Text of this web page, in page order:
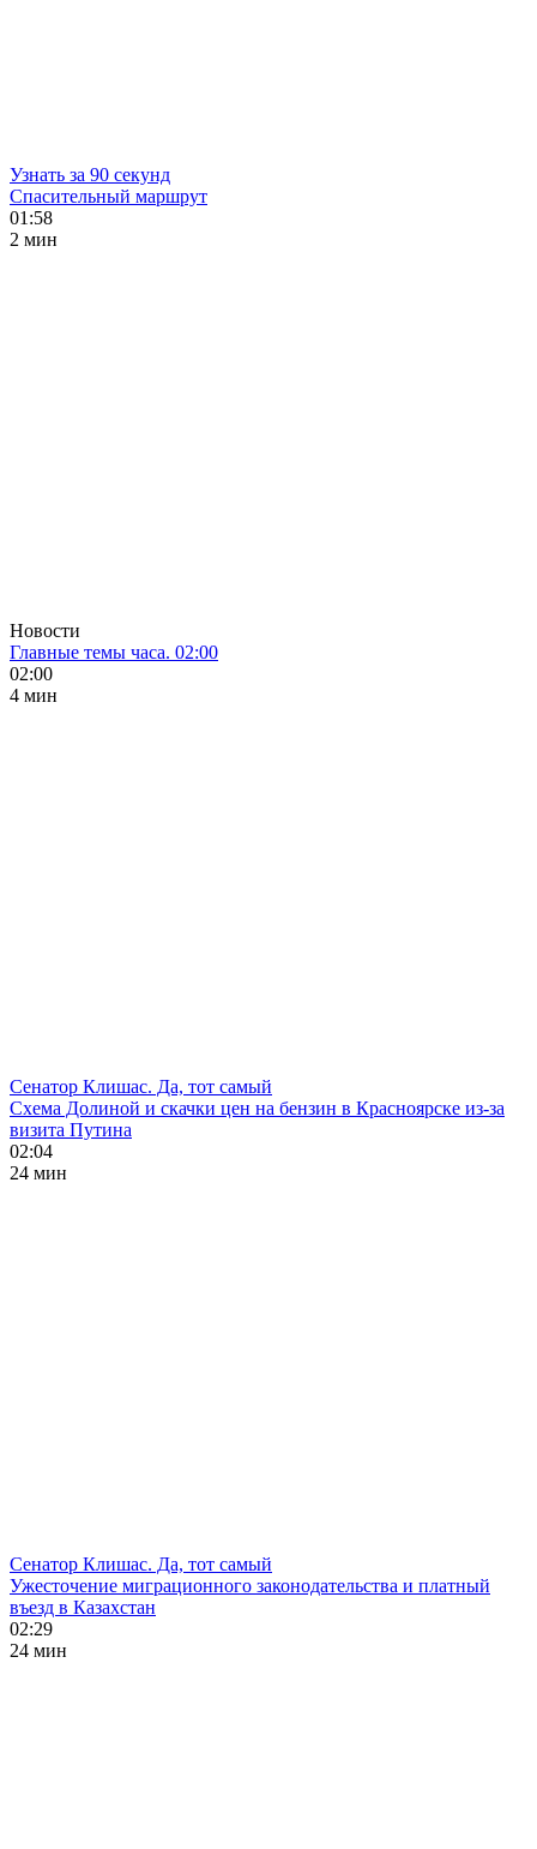
Узнать за 90 секунд
Спасительный маршрут
01:58
2 мин
Новости
Главные темы часа. 02:00
02:00
4 мин
Сенатор Клишас. Да, тот самый
Схема Долиной и скачки цен на бензин в Красноярске из-за
визита Путина
02:04
24 мин
Сенатор Клишас. Да, тот самый
Ужесточение миграционного законодательства и платный
въезд в Казахстан
02:29
24 мин